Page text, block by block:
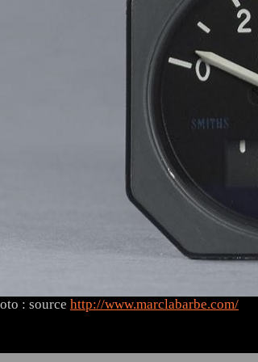
: source http://www.marclabarbe.com/